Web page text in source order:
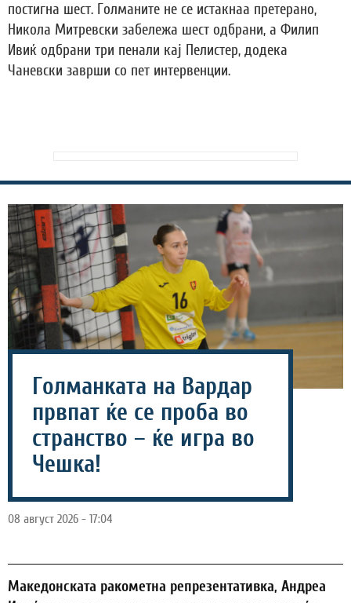
постигна шест. Голманите не се истакнаа претерано,
Никола Митревски забележа шест одбрани, а Филип
Ивиќ одбрани три пенали кај Пелистер, додека
Чаневски заврши со пет интервенции.
Голманката на Вардар
првпат ќе се проба во
странство – ќе игра во
Чешка!
08 август 2026 - 17:04
Македонската ракометна репрезентативка, Андреа